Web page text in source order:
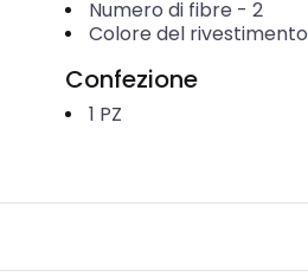
Numero di fibre - 2
Colore del rivestimento
Confezione
1 PZ